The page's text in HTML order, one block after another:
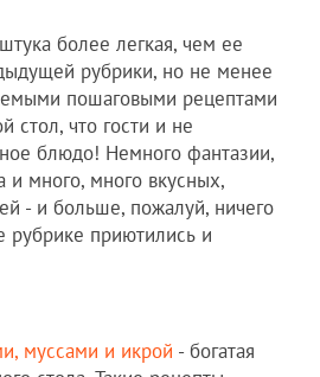
более легкая, чем ее
рубрики, но не менее
пошаговыми рецептами
стол, что гости и не
блюдо! Немного фантазии,
и много, много вкусных,
- и больше, пожалуй, ничего
рубрике приютились и
муссами и икрой - богатая